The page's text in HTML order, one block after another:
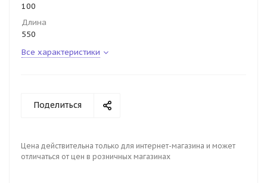
100
Длина
550
Все характеристики
Поделиться
Цена действительна только для интернет-магазина и может
отличаться от цен в розничных магазинах